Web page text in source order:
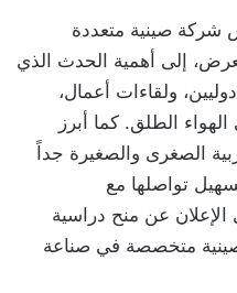
شركة صينية متعددة
إلى أهمية الحدث الذي
ولقاءات أعمال،
الطلق. كما أبرز
الصغرى والصغيرة جداً
تواصلها مع
الإعلان عن منح دراسية
متخصصة في صناعة